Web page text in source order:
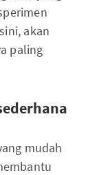
akan
paling
mudah